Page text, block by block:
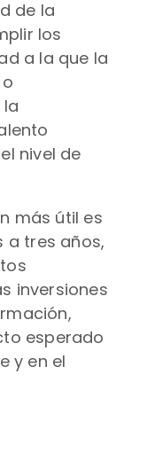
de la
los
a la que la
nivel de
más útil es
a tres años,
inversiones
esperado
y en el